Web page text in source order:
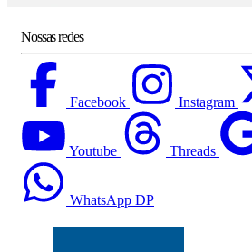
Nossas redes
Facebook Instagram
Youtube Threads
WhatsApp DP